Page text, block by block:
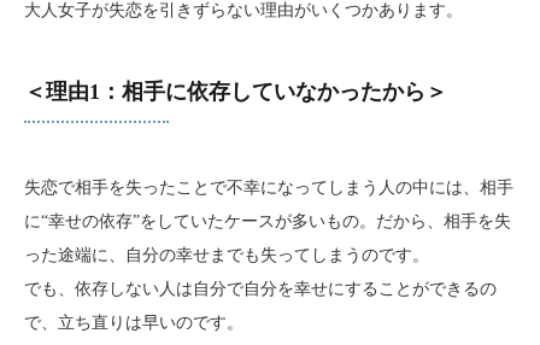
大人女子が失恋を引きずらない理由がいくつかあります。
＜理由1：相手に依存していなかったから＞
失恋で相手を失ったことで不幸になってしまう人の中には、相手
に“幸せの依存”をしていたケースが多いもの。だから、相手を失
った途端に、自分の幸せまでも失ってしまうのです。
でも、依存しない人は自分で自分を幸せにすることができるの
で、立ち直りは早いのです。